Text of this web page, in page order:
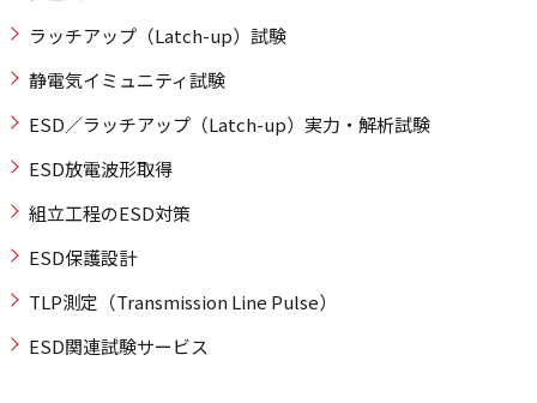
ラッチアップ（Latch-up）試験
静電気イミュニティ試験
ESD／ラッチアップ（Latch-up）実力・解析試験
ESD放電波形取得
組立工程のESD対策
ESD保護設計
TLP測定（Transmission Line Pulse）
ESD関連試験サービス